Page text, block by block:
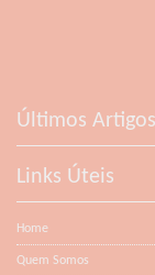
Últimos Artigos
Links Úteis
Home
Quem Somos